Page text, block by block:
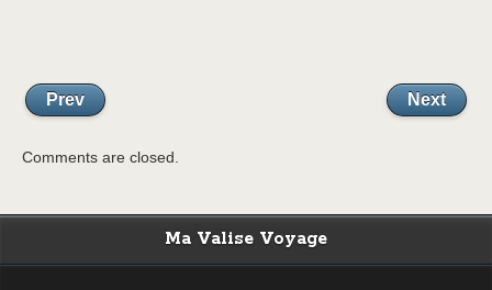
Prev Next
Comments are closed.
Ma Valise Voyage